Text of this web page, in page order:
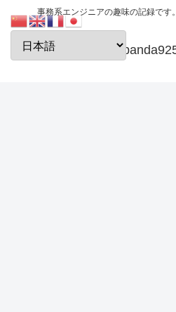
事務系エンジニアの趣味の記録です